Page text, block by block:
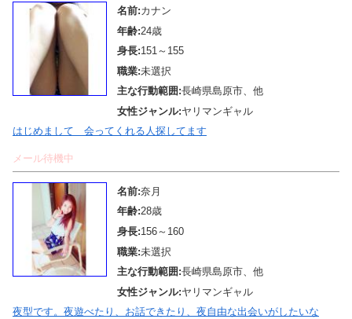
名前:カナン
年齢:24歳
身長:151～155
職業:未選択
主な行動範囲:長崎県島原市、他
女性ジャンル:ヤリマンギャル
はじめまして 会ってくれる人探してます
メール待機中
名前:奈月
年齢:28歳
身長:156～160
職業:未選択
主な行動範囲:長崎県島原市、他
女性ジャンル:ヤリマンギャル
夜型です。夜遊べたり、お話できたり、夜自由な出会いがしたいな